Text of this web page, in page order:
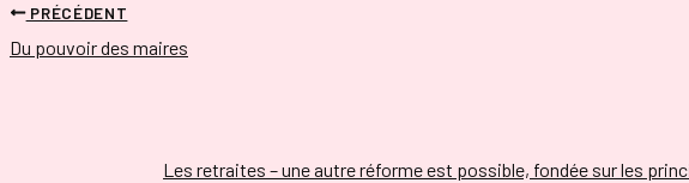
PRÉCÉDENT
Du pouvoir des maires
Les retraites – une autre réforme est possible, fondée sur les